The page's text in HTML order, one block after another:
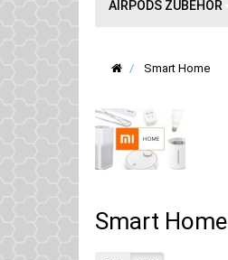
AIRPODS ZUBEHÖR
Smart Home
Smart Home